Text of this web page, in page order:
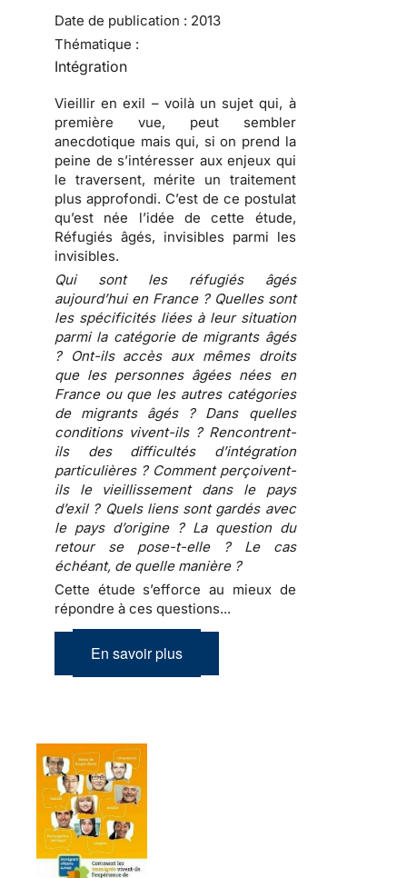
Date de publication : 2013
Thématique :
Intégration
Vieillir en exil – voilà un sujet qui, à
première vue, peut sembler
anecdotique mais qui, si on prend la
peine de s’intéresser aux enjeux qui
le traversent, mérite un traitement
plus approfondi. C’est de ce postulat
qu’est née l’idée de cette étude,
Réfugiés âgés, invisibles parmi les
invisibles.
Qui sont les réfugiés âgés
aujourd’hui en France ? Quelles sont
les spécificités liées à leur situation
parmi la catégorie de migrants âgés
? Ont-ils accès aux mêmes droits
que les personnes âgées nées en
France ou que les autres catégories
de migrants âgés ? Dans quelles
conditions vivent-ils ? Rencontrent-
ils des difficultés d’intégration
particulières ? Comment perçoivent-
ils le vieillissement dans le pays
d’exil ? Quels liens sont gardés avec
le pays d’origine ? La question du
retour se pose-t-elle ? Le cas
échéant, de quelle manière ?
Cette étude s’efforce au mieux de
répondre à ces questions...
En savoir plus